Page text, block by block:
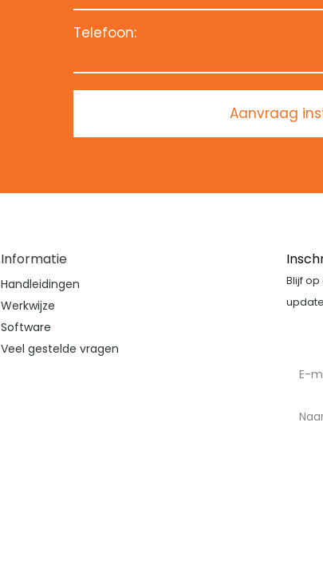
Telefoon:
Aanvraag
Informatie
Handleidingen
Werkwijze
Software
Veel gestelde vragen
Blijf